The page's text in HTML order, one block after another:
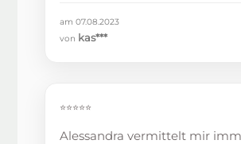
am 07.08.2023
von kas***
⭐⭐⭐⭐⭐
Alessandra vermittelt mir